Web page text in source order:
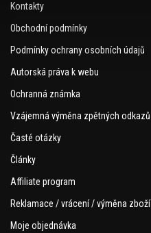
Kontakty
Obchodní podmínky
Podmínky ochrany osobních údajů
Autorská práva k webu
Ochranná známka
Vzájemná výměna zpětných odkazů
Časté otázky
Články
Affiliate program
Reklamace / vrácení / výměna zboží
Moje objednávka